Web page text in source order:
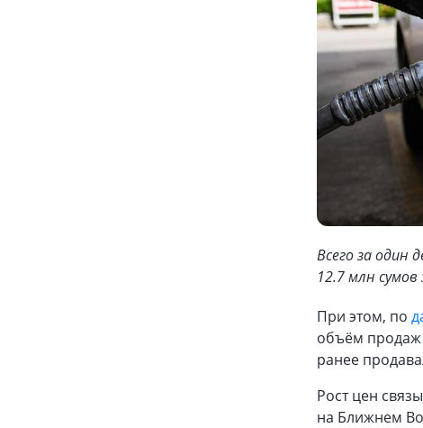
Всего за один
12.7 млн сумов
При этом, по
объём продаж
ранее
Рост цен
на Ближнем